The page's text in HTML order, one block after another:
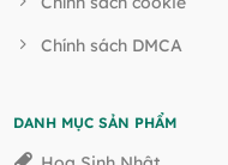
Chính sách DMCA
DANH MỤC SẢN PHẨM